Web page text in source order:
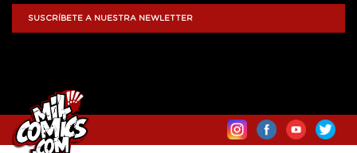
SUSCRÍBETE A NUESTRA NEWLETTER